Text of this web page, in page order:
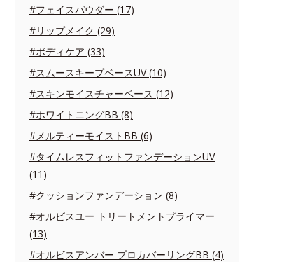
#フェイスパウダー (17)
#リップメイク (29)
#ボディケア (33)
#スムースキープベースUV (10)
#スキンモイスチャーベース (12)
#ホワイトニングBB (8)
#メルティーモイストBB (6)
#タイムレスフィットファンデーションUV
(11)
#クッションファンデーション (8)
#オルビスユー トリートメントプライマー
(13)
#オルビスアンバー プロカバーリングBB (4)